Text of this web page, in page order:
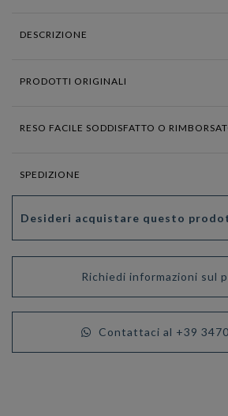
DESCRIZIONE
PRODOTTI ORIGINALI
RESO FACILE SODDISFATTO O
SPEDIZIONE
Desideri acquistare questo
Richiedi informazioni sul
Contattaci al +39